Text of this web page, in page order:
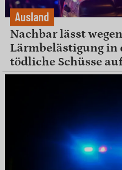
Ausland
Nachbar lässt wegen
Lärmbelästigung in
tödliche Schüsse